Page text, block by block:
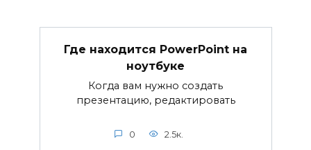
Где находится PowerPoint на
ноутбуке
Когда вам нужно создать
презентацию, редактировать
0 2.5к.